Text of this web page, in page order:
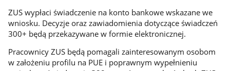
ZUS wypłaci świadczenie na konto bankowe wskazane we
wniosku. Decyzje oraz zawiadomienia dotyczące świadczeń
300+ będą przekazywane w formie elektronicznej.
Pracownicy ZUS będą pomagali zainteresowanym osobom
w założeniu profilu na PUE i poprawnym wypełnieniu